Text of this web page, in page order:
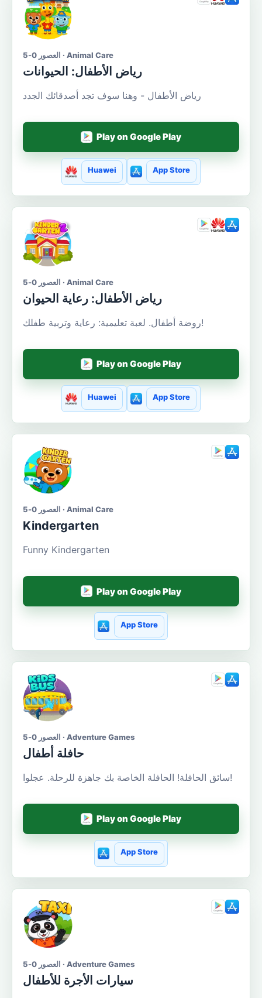
العصور 0-5 · Animal Care
رياض الأطفال: الحيوانات
رياض الأطفال - وهنا سوف تجد أصدقائك الجدد
Play on Google Play
Huawei App Store
العصور 0-5 · Animal Care
رياض الأطفال: رعاية الحيوان
روضة أطفال. لعبة تعليمية: رعاية وتربية طفلك!
Play on Google Play
Huawei App Store
العصور 0-5 · Animal Care
Kindergarten
Funny Kindergarten
Play on Google Play
App Store
العصور 0-5 · Adventure Games
حافلة أطفال
سائق الحافلة! الحافلة الخاصة بك جاهزة للرحلة. عجلوا!
Play on Google Play
App Store
العصور 0-5 · Adventure Games
سيارات الأجرة للأطفال